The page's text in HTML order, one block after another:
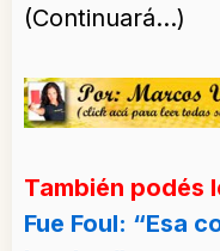
(Continuará…)
También podés
Fue Foul: “Esa